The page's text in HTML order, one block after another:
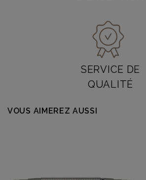
SERVICE DE
QUALITÉ
VOUS AIMEREZ AUSSI